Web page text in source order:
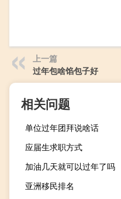
上一篇
过年包啥馅包子好
相关问题
单位过年团拜说啥话
应届生求职方式
加油几天就可以过年了吗
亚洲移民排名